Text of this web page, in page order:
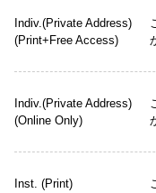
Indiv.(Private Address)
(Print+Free Access)
Indiv.(Private Address)
(Online Only)
Inst. (Print)